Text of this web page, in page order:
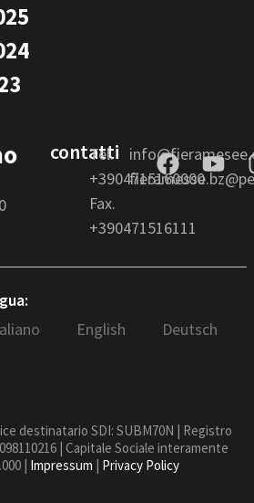
contatti
Tel.
+3904715160000
Fax.
+390471516111
English Deutsch
destinatario SDI: SUBM70N | Registro
| Capitale Sociale interamente
| Impressum | Privacy Policy